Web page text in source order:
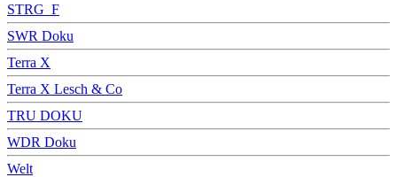
STRG_F
SWR Doku
Terra X
Terra X Lesch & Co
TRU DOKU
WDR Doku
Welt